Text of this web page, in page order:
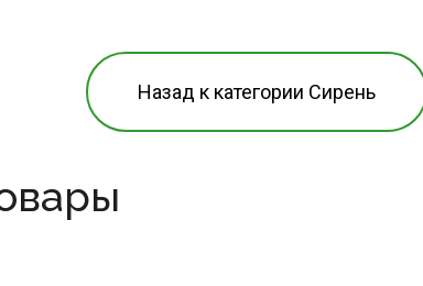
Назад к категории Сирень